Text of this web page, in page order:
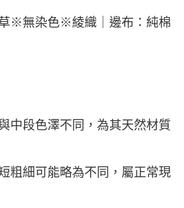
※無染色※綾織｜邊布：純棉
中段色澤不同，為其天然材質
粗細可能略為不同，屬正常現